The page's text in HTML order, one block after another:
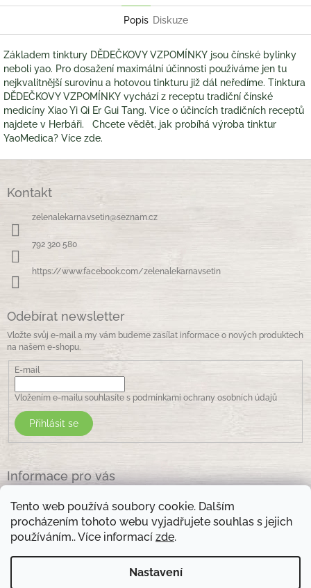
Tento web používá soubory cookie. Dalším
procházením tohoto webu vyjadřujete souhlas s jejich
používáním.. Více informací zde.
Nastavení
Popis Diskuze
Základem tinktury DĚDEČKOVY VZPOMÍNKY jsou čínské bylinky
neboli yao. Pro dosažení maximální účinnosti používáme jen tu
nejkvalitnější surovinu a hotovou tinkturu již dál neředíme. Tinktura
DĚDEČKOVY VZPOMÍNKY vychází z receptu tradiční čínské
medicíny Xiao Yi Qi Er Gui Tang. Více o účincích tradičních receptů
najdete v Herbáři. Chcete vědět, jak probíhá výroba tinktur
YaoMedica? Více zde.
Kontakt
zelenalekarna.vsetin@seznam.cz
792 320 580
https://www.facebook.com/zelenalekarnavsetin
Odebírat newsletter
Vložte svůj e-mail a my vám budeme zasílat informace o nových produktech
na našem e-shopu.
E-mail
Vložením e-mailu souhlasíte s podmínkami ochrany osobních údajů
Přihlásit se
Informace pro vás
Obchodní podmínky
Podmínky ochrany osobních údajů
Kontakty
Otevírací doba prodejny: pondělí - pátek - 8.30 -17.00 , sobota 9.00-11 .00